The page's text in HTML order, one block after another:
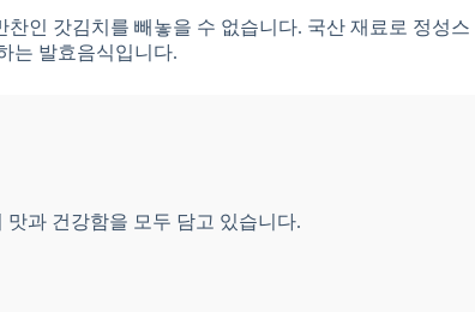
인 갓김치를 빼놓을 수 없습니다. 국산 재료로 정성스
는 발효음식입니다.
과 건강함을 모두 담고 있습니다.